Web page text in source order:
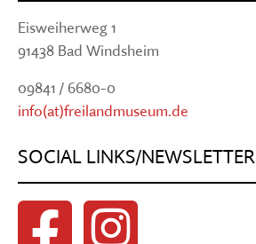
Eisweiherweg 1
91438 Bad Windsheim
09841 / 6680-0
info(at)freilandmuseum.de
SOCIAL LINKS/NEWSLETTER